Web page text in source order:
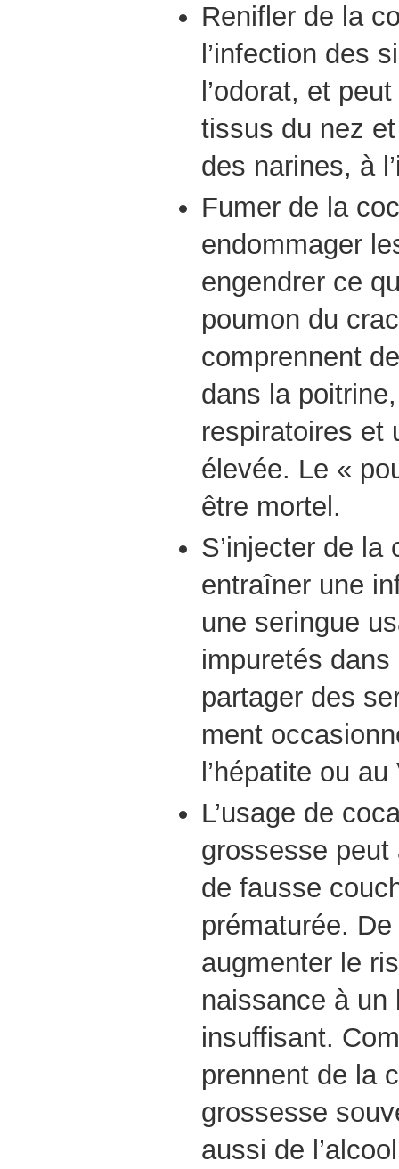
Renifler de la
l’infection des
l’odorat, et
tissus du nez
des narines, à
Fumer de la
endommager
engendrer ce
poumon du
comprennent
dans la
respiratoires et
élevée. Le «
être mortel.
S’injecter de la
entraîner une
une seringue
impuretés
partager des
ment
l’hépatite ou
L’usage de
grossesse
de fausse
prématurée.
augmenter le
naissance à un
insuffisant.
prennent de la
grossesse
aussi de